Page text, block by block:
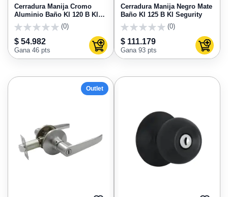
FAVORITOS
Cerradura Manija Cromo
Aluminio Baño Kl 120 B Kl
Segurity
(0)
$ 54.982
Gana 46 pts Agregar al carrito
Cerradura Manija Negro Mate
Baño Kl 125 B Kl Segurity
(0)
$ 111.179
Gana 93 pts
Outlet